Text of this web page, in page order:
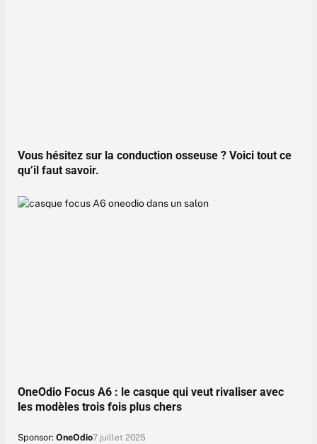
Vous hésitez sur la conduction osseuse ? Voici tout ce
qu’il faut savoir.
OneOdio Focus A6 : le casque qui veut rivaliser avec
les modèles trois fois plus chers
Sponsor: OneOdio7 juillet 2025